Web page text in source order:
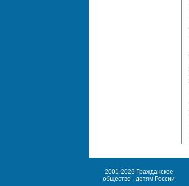
2001-2026 Гражданское
общество - детям России